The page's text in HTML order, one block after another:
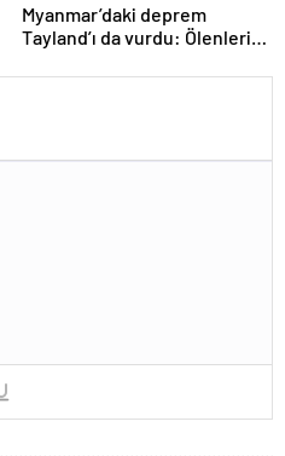
Myanmar’daki deprem
Tayland’ı da vurdu: Ölenlerin